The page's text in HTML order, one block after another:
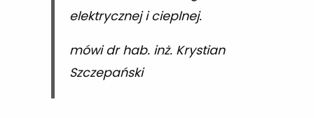
elektrycznej i cieplnej.
mówi dr hab. inż. Krystian
Szczepański